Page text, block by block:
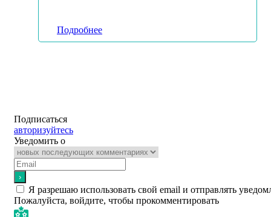
Подробнее
Подписаться
авторизуйтесь
Уведомить о
Я разрешаю использовать свой email и отправлять
Пожалуйста, войдите, чтобы прокомментировать